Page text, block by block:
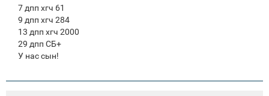
7 дпп хгч 61
9 дпп хгч 284
13 дпп хгч 2000
29 дпп СБ+
У нас сын!